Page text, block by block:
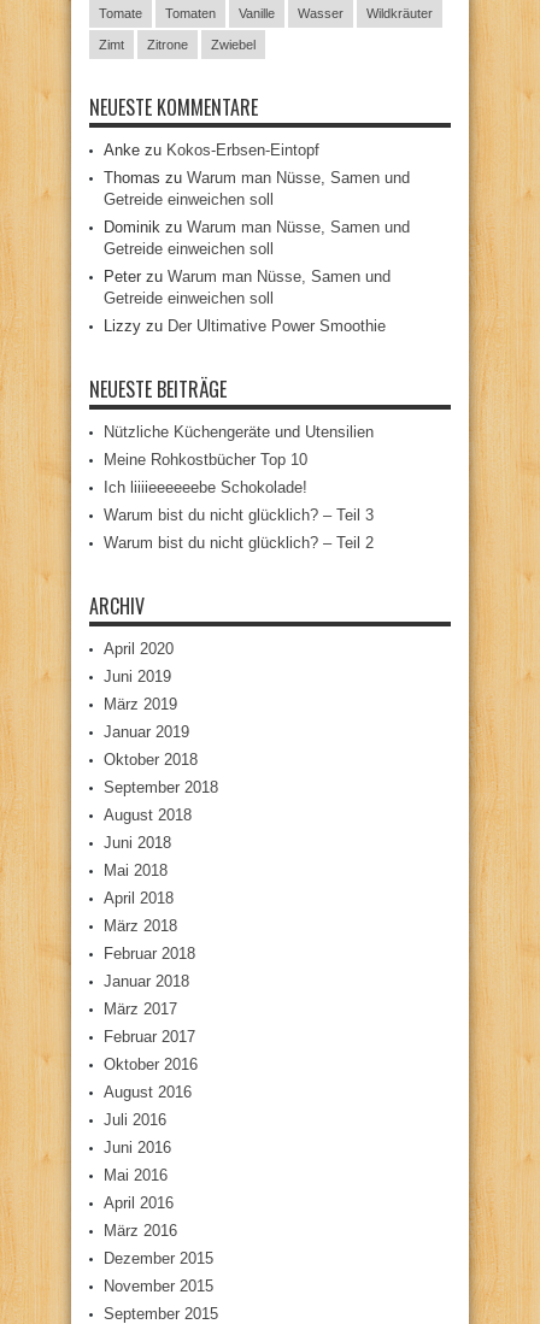
Tomate Tomaten Vanille Wasser Wildkräuter
Zimt Zitrone Zwiebel
NEUESTE KOMMENTARE
Anke zu Kokos-Erbsen-Eintopf
Thomas zu Warum man Nüsse, Samen und
Getreide einweichen soll
Dominik zu Warum man Nüsse, Samen und
Getreide einweichen soll
Peter zu Warum man Nüsse, Samen und
Getreide einweichen soll
Lizzy zu Der Ultimative Power Smoothie
NEUESTE BEITRÄGE
Nützliche Küchengeräte und Utensilien
Meine Rohkostbücher Top 10
Ich liiiieeeeeebe Schokolade!
Warum bist du nicht glücklich? – Teil 3
Warum bist du nicht glücklich? – Teil 2
ARCHIV
April 2020
Juni 2019
März 2019
Januar 2019
Oktober 2018
September 2018
August 2018
Juni 2018
Mai 2018
April 2018
März 2018
Februar 2018
Januar 2018
März 2017
Februar 2017
Oktober 2016
August 2016
Juli 2016
Juni 2016
Mai 2016
April 2016
März 2016
Dezember 2015
November 2015
September 2015